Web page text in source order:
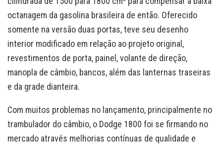
octanagem da gasolina brasileira de então. Oferecido
somente na versão duas portas, teve seu desenho
interior modificado em relação ao projeto original,
revestimentos de porta, painel, volante de direção,
manopla de câmbio, bancos, além das lanternas traseiras
e da grade dianteira.
Com muitos problemas no lançamento, principalmente no
trambulador do câmbio, o Dodge 1800 foi se firmando no
mercado através melhorias contínuas de qualidade e